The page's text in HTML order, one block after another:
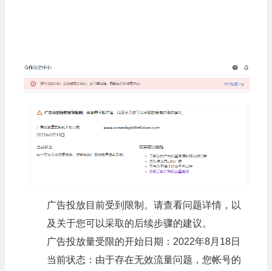
广告投放目前受到限制。请查看问题详情，以
及关于您可以采取的后续步骤的建议。
广告投放量受限的开始日期： 2022年8月18日
当前状态： 由于存在无效流量问题，您帐号的